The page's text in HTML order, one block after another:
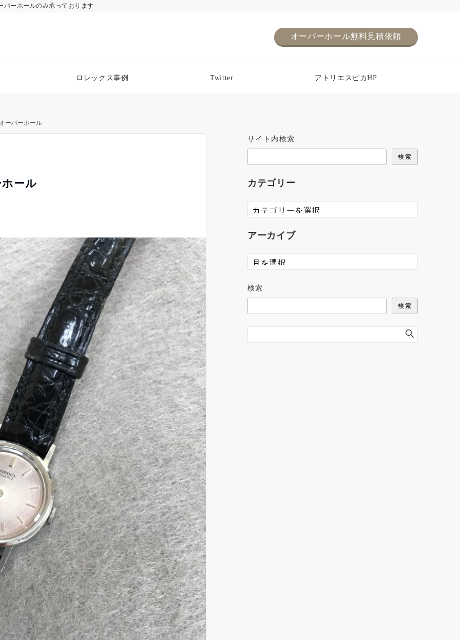
バーホールのみ承っております
オーバーホール無料見積依頼
ロレックス事例 Twitter アトリエスピカHP
ーバーホール
ール
サイト内検索
検索
カテゴリー
アーカイブ
検索
検索